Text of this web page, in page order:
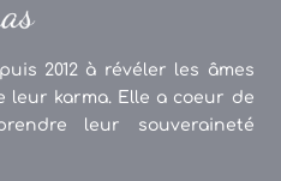
2012 à révéler les âmes
leur karma. Elle a coeur de
leur souveraineté